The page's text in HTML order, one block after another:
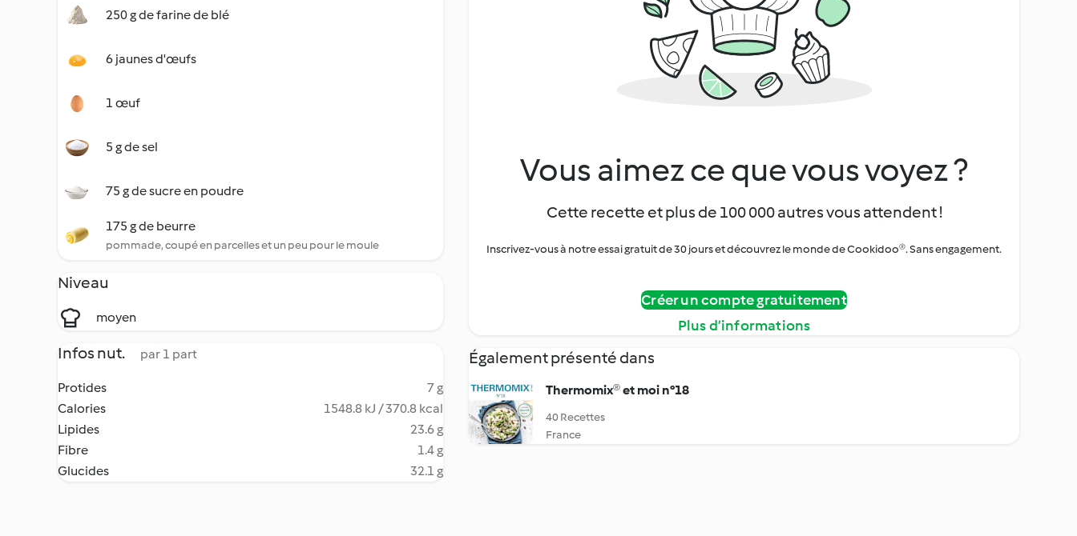
250 g de farine de blé
6 jaunes d'œufs
1 œuf
5 g de sel
75 g de sucre en poudre
175 g de beurre
pommade, coupé en parcelles et un peu pour le moule
Niveau
moyen
Infos nut. par 1 part
Protides
7 g
Calories
1548.8 kJ / 370.8 kcal
Lipides
23.6 g
Fibre
1.4 g
Glucides
32.1 g
Vous aimez ce que vous voyez ?
Cette recette et plus de 100 000 autres vous attendent !
Inscrivez-vous à notre essai gratuit de 30 jours et découvrez le monde de Cookidoo®. Sans engagement.
Créer un compte gratuitement
Plus d’informations
Également présenté dans
Thermomix® et moi n°18
40 Recettes
France